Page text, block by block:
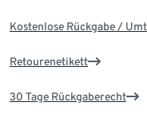
Kostenlose Rückgabe /
Retourenetikett
30 Tage Rückgaberecht